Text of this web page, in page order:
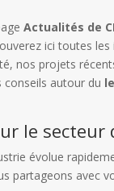
Actualités de
ici toutes
nos projets
autour du
le secteur
évolue
partageons avec